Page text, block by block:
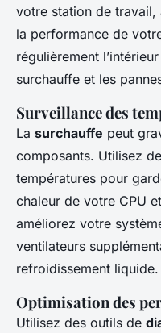
votre station de
la performance de
régulièrement
surchauffe et les
Surveillance des
La surchauffe peut
composants. Utilisez
températures pour
chaleur de votre CPU
améliorez votre
ventilateurs
refroidissement liquide.
Optimisation des
Utilisez des outils de